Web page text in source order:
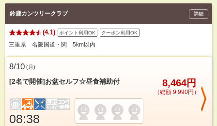
鈴鹿カンツリークラブ 詳細
(4.1) ポイント利用OK クーポン利用OK
三重県 名阪国道・関 5km以内
8/10 (月)
[2名で開催]お盆セルフ☆昼食補助付 8,464円
（総額 9,990円）
08:38